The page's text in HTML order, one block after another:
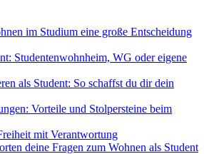
im Studium eine große Entscheidung
Studentenwohnheim, WG oder eigene
als Student: So schaffst du dir dein
Vorteile und Stolpersteine beim
mit Verantwortung
deine Fragen zum Wohnen als Student